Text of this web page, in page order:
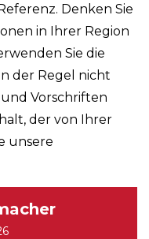
Denken Sie
in Ihrer Region
Sie die
der Regel nicht
Vorschriften
der von Ihrer
unsere